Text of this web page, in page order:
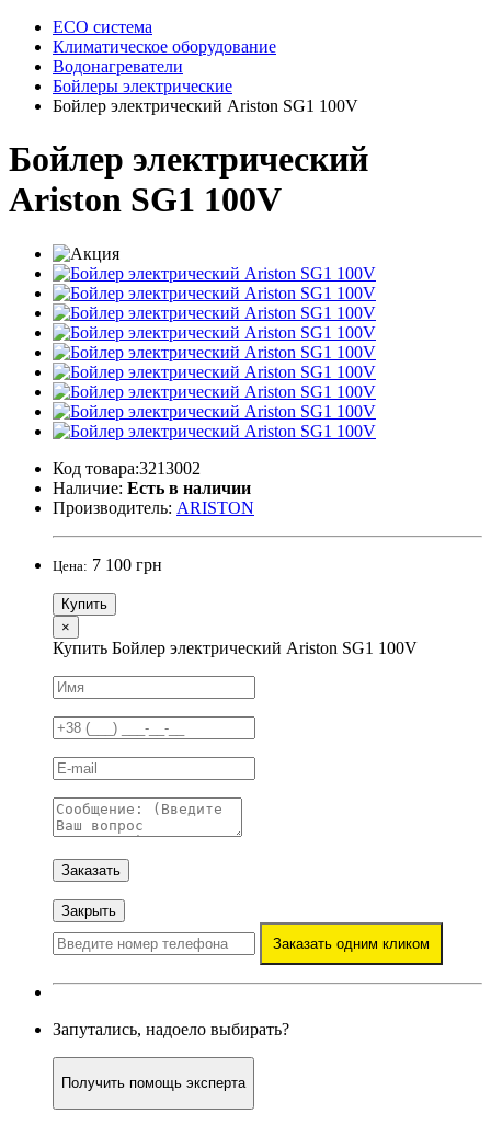
ECO система
Климатическое оборудование
Водонагреватели
Бойлеры электрические
Бойлер электрический Ariston SG1 100V
Бойлер электрический
Ariston SG1 100V
Код товара:3213002
Наличие: Есть в наличии
Производитель: ARISTON
Цена: 7 100 грн
Купить
×
Купить Бойлер электрический Ariston SG1 100V
Заказать
Закрыть
Заказать одним кликом
Запутались, надоело выбирать?
Получить помощь эксперта